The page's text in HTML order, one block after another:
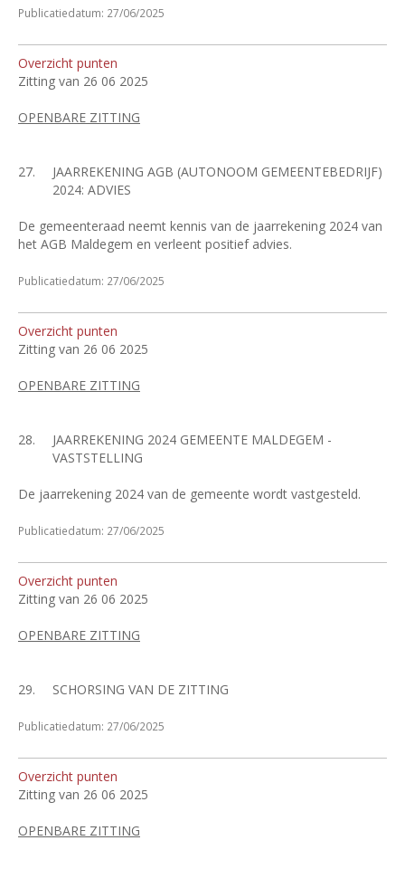
Publicatiedatum: 27/06/2025
Overzicht punten
Zitting van 26 06 2025
OPENBARE ZITTING
27.
JAARREKENING AGB (AUTONOOM GEMEENTEBEDRIJF)
2024: ADVIES
De gemeenteraad neemt kennis van de jaarrekening 2024 van
het AGB Maldegem en verleent positief advies.
Publicatiedatum: 27/06/2025
Overzicht punten
Zitting van 26 06 2025
OPENBARE ZITTING
28.
JAARREKENING 2024 GEMEENTE MALDEGEM -
VASTSTELLING
De jaarrekening 2024 van de gemeente wordt vastgesteld.
Publicatiedatum: 27/06/2025
Overzicht punten
Zitting van 26 06 2025
OPENBARE ZITTING
29. SCHORSING VAN DE ZITTING
Publicatiedatum: 27/06/2025
Overzicht punten
Zitting van 26 06 2025
OPENBARE ZITTING